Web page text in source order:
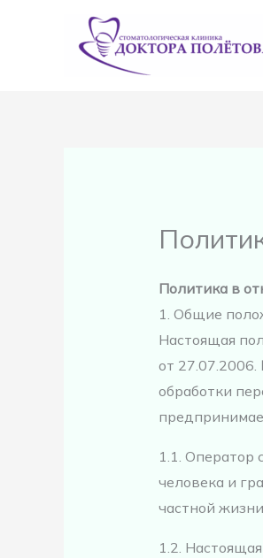
содержимому
Политика в
1. Общие
Настоящая
от
обработки
1.1. Оператор
человека и
частной
1.2.